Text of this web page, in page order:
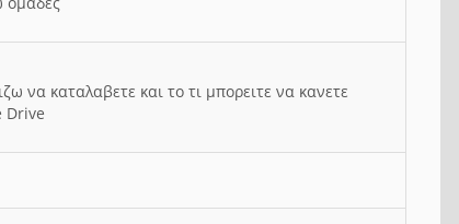
να καταλαβετε και το τι μπορειτε να κανετε
Drive